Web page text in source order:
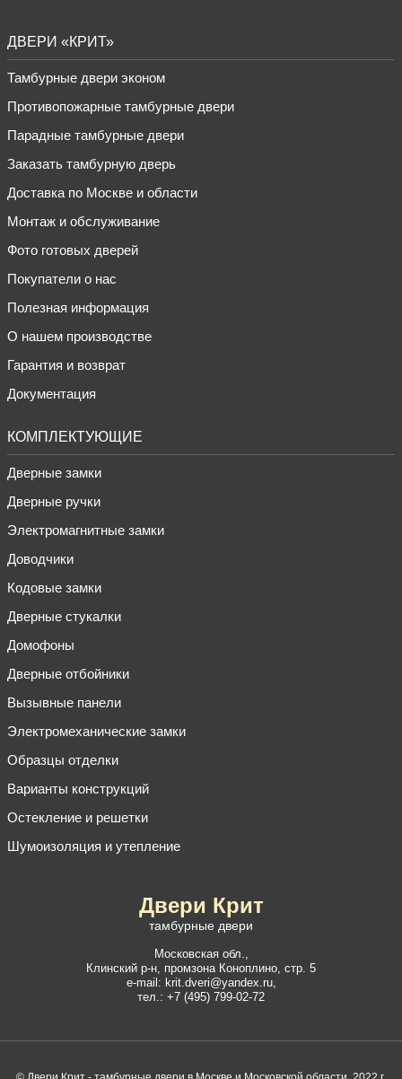
Двери Крит
тамбурные двери
Московская обл.,
Клинский р-н, промзона Коноплино, стр. 5
e-mail: krit.dveri@yandex.ru,
тел.: +7 (495) 799-02-72
ДВЕРИ «КРИТ»
Тамбурные двери эконом
Противопожарные тамбурные двери
Парадные тамбурные двери
Заказать тамбурную дверь
Доставка по Москве и области
Монтаж и обслуживание
Фото готовых дверей
Покупатели о нас
Полезная информация
О нашем производстве
Гарантия и возврат
Документация
КОМПЛЕКТУЮЩИЕ
Дверные замки
Дверные ручки
Электромагнитные замки
Доводчики
Кодовые замки
Дверные стукалки
Домофоны
Дверные отбойники
Вызывные панели
Электромеханические замки
Образцы отделки
Варианты конструкций
Остекление и решетки
Шумоизоляция и утепление